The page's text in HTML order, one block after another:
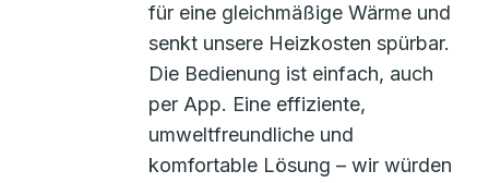
für eine gleichmäßige Wärme und
senkt unsere Heizkosten spürbar.
Die Bedienung ist einfach, auch
per App. Eine effiziente,
umweltfreundliche und
komfortable Lösung – wir würden